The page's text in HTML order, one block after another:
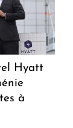
Hyatt
à